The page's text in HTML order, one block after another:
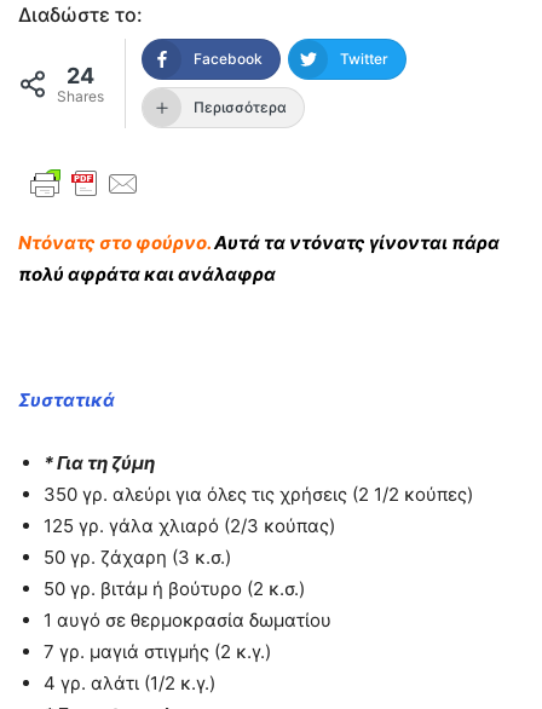
Διαδώστε το:
24
Shares
Facebook Twitter
Περισσότερα
Ντόνατς στο φούρνο.Αυτά τα ντόνατς γίνονται πάρα
πολύ αφράτα και ανάλαφρα
Συστατικά
* Για τη ζύμη
350 γρ. αλεύρι για όλες τις χρήσεις (2 1/2 κούπες)
125 γρ. γάλα χλιαρό (2/3 κούπας)
50 γρ. ζάχαρη (3 κ.σ.)
50 γρ. βιτάμ ή βούτυρο (2 κ.σ.)
1 αυγό σε θερμοκρασία δωματίου
7 γρ. μαγιά στιγμής (2 κ.γ.)
4 γρ. αλάτι (1/2 κ.γ.)